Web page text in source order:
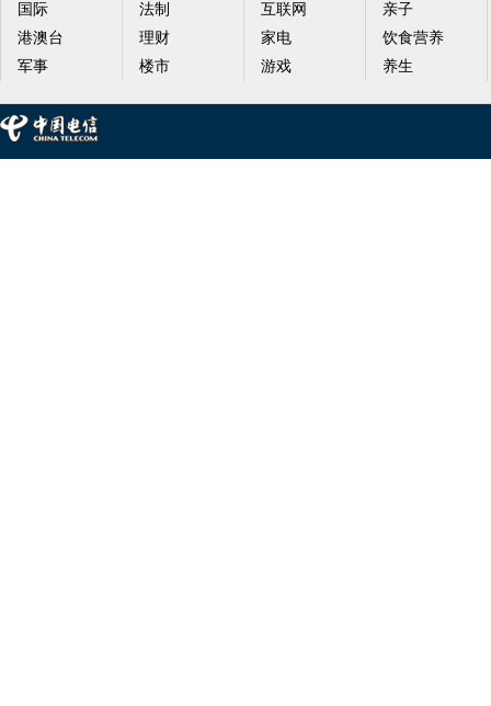
国际
港澳台
军事
法制
理财
楼市
互联网
家电
游戏
亲子
饮食营养
养生